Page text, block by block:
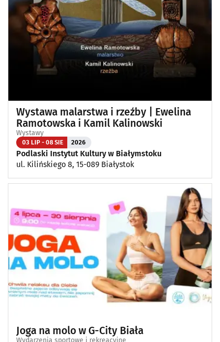
Wystawa malarstwa i rzeźby | Ewelina
Ramotowska i Kamil Kalinowski
Wystawy
03 LIP - 08 SIE 2026
Podlaski Instytut Kultury w Białymstoku
ul. Kilińskiego 8, 15-089 Białystok
Joga na molo w G-City Biała